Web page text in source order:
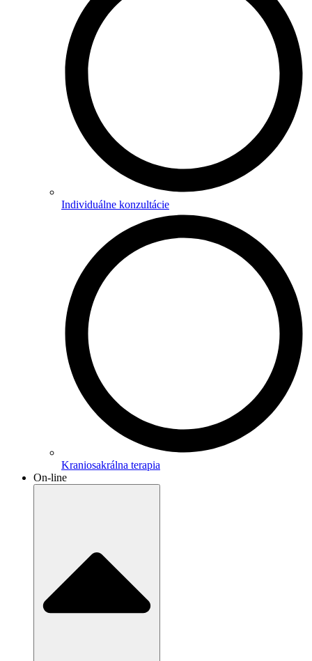
Individuálne konzultácie
Kraniosakrálna terapia
On-line